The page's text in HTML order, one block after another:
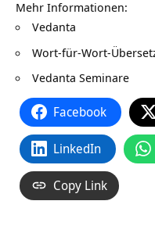
Mehr Informationen:
Vedanta
Wort-für-Wort-
Vedanta Seminare
Facebook
LinkedIn
Copy Link